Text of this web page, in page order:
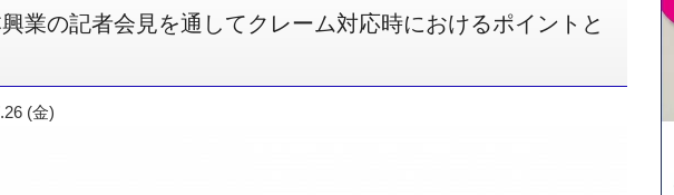
業の記者会見を通してクレーム対応時におけるポイントと
(金)